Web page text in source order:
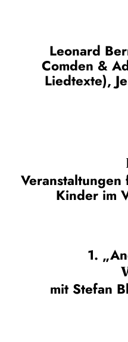
Leonard
Comden &
Liedtexte),
Kinder im
1.
mit Stefan